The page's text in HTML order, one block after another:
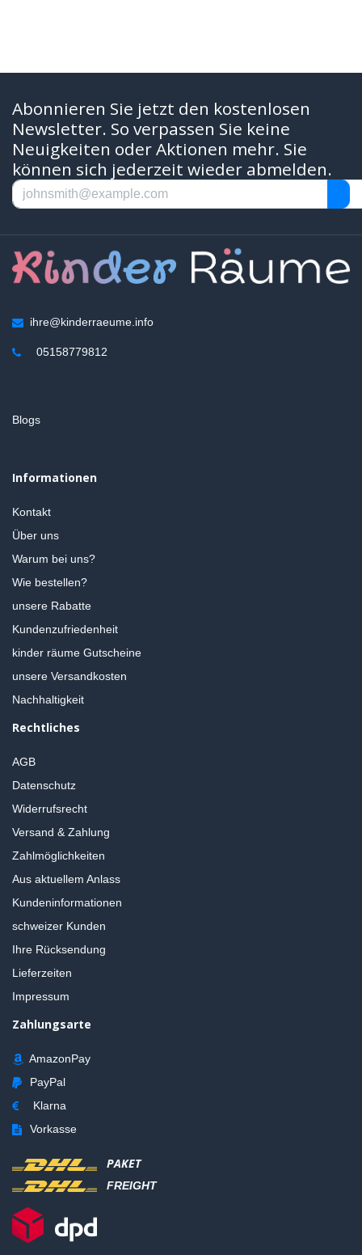
Abonnieren Sie jetzt den kostenlosen
Newsletter. So verpassen Sie keine
Neuigkeiten oder Aktionen mehr. Sie
können sich jederzeit wieder abmelden.
ihre@kinderraeume.info
05158779812
Blogs
Informationen
Kontakt
Über uns
Warum bei uns?
Wie bestellen?
unsere Rabatte
Kundenzufriedenheit
kinder räume Gutscheine
unsere Versandkosten
Nachhaltigkeit
Rechtliches
AGB
Datenschutz
Widerrufsrecht
Versand & Zahlung
Zahlmöglichkeiten
Aus aktuellem Anlass
Kundeninformationen
schweizer Kunden
Ihre Rücksendung
Lieferzeiten
Impressum
Zahlungsarte
AmazonPay
PayPal
Klarna
Vorkasse
PAKET
FREIGHT